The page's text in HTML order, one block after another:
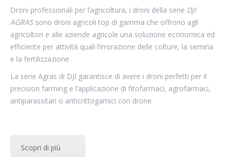
Droni professionali per l’agricoltura, i droni della serie DJI
AGRASsono droni agricoli top di gamma che offrono agli
agricoltori e alle aziende agricole una soluzione economica ed
efficiente per attività quali l’irrorazione delle colture, la semina
e la fertilizzazione.
La serie Agras di DJI garantisce di avere i droni perfetti per il
precision farming e l’applicazione di fitofarmaci, agrofarmaci,
antiparassitari o anticrittogamici con drone
Scopri di più